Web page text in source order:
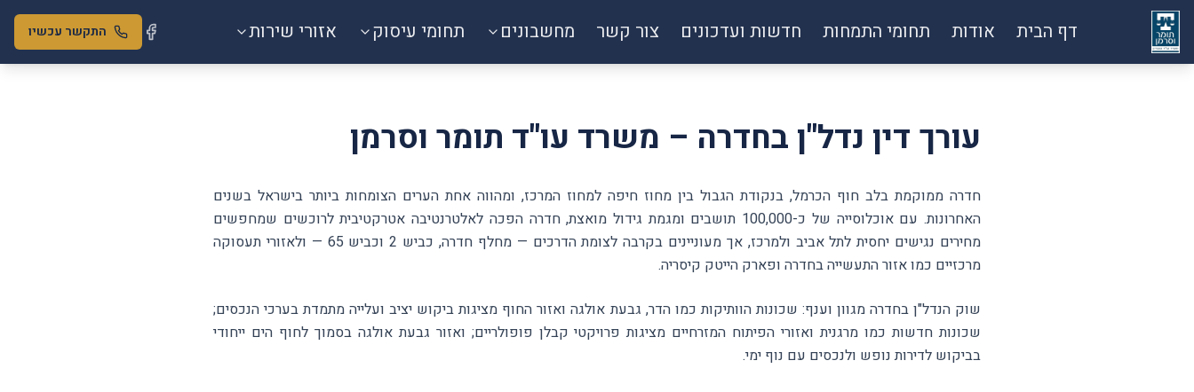
דף הבית אודות תחומי התמחות חדשות ועדכונים צור קשר מחשבונים תחומי עיסוק אזורי שירות התקשר עכשיו
עורך דין נדל"ן בחדרה – משרד עו"ד תומר וסרמן
חדרה ממוקמת בלב חוף הכרמל, בנקודת הגבול בין מחוז חיפה למחוז המרכז, ומהווה אחת הערים הצומחות ביותר בישראל בשנים
האחרונות. עם אוכלוסייה של כ-100,000 תושבים ומגמת גידול מואצת, חדרה הפכה לאלטרנטיבה אטרקטיבית לרוכשים שמחפשים
מחירים נגישים יחסית לתל אביב ולמרכז, אך מעוניינים בקרבה לצומת הדרכים — מחלף חדרה, כביש 2 וכביש 65 — ולאזורי תעסוקה
מרכזיים כמו אזור התעשייה בחדרה ופארק הייטק קיסריה.
שוק הנדל"ן בחדרה מגוון וענף: שכונות הוותיקות כמו הדר, גבעת אולגה ואזור החוף מציגות ביקוש יציב ועלייה מתמדת בערכי הנכסים;
שכונות חדשות כמו מרגנית ואזורי הפיתוח המזרחיים מציגות פרויקטי קבלן פופולריים; ואזור גבעת אולגה בסמוך לחוף הים ייחודי
בביקוש לדירות נופש ולנכסים עם נוף ימי.